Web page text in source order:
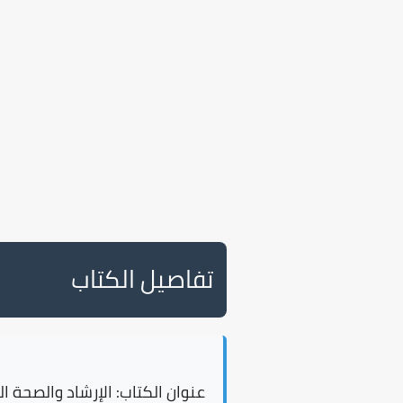
تفاصيل الكتاب
عنوان الكتاب: الإرشاد والصحة